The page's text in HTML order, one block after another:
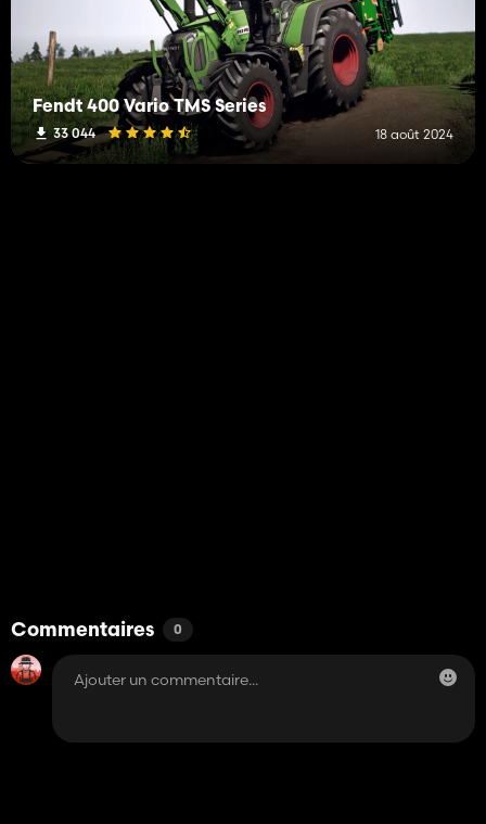
Fendt 400 Vario TMS Series
33 044 18 août 2024
Commentaires 0